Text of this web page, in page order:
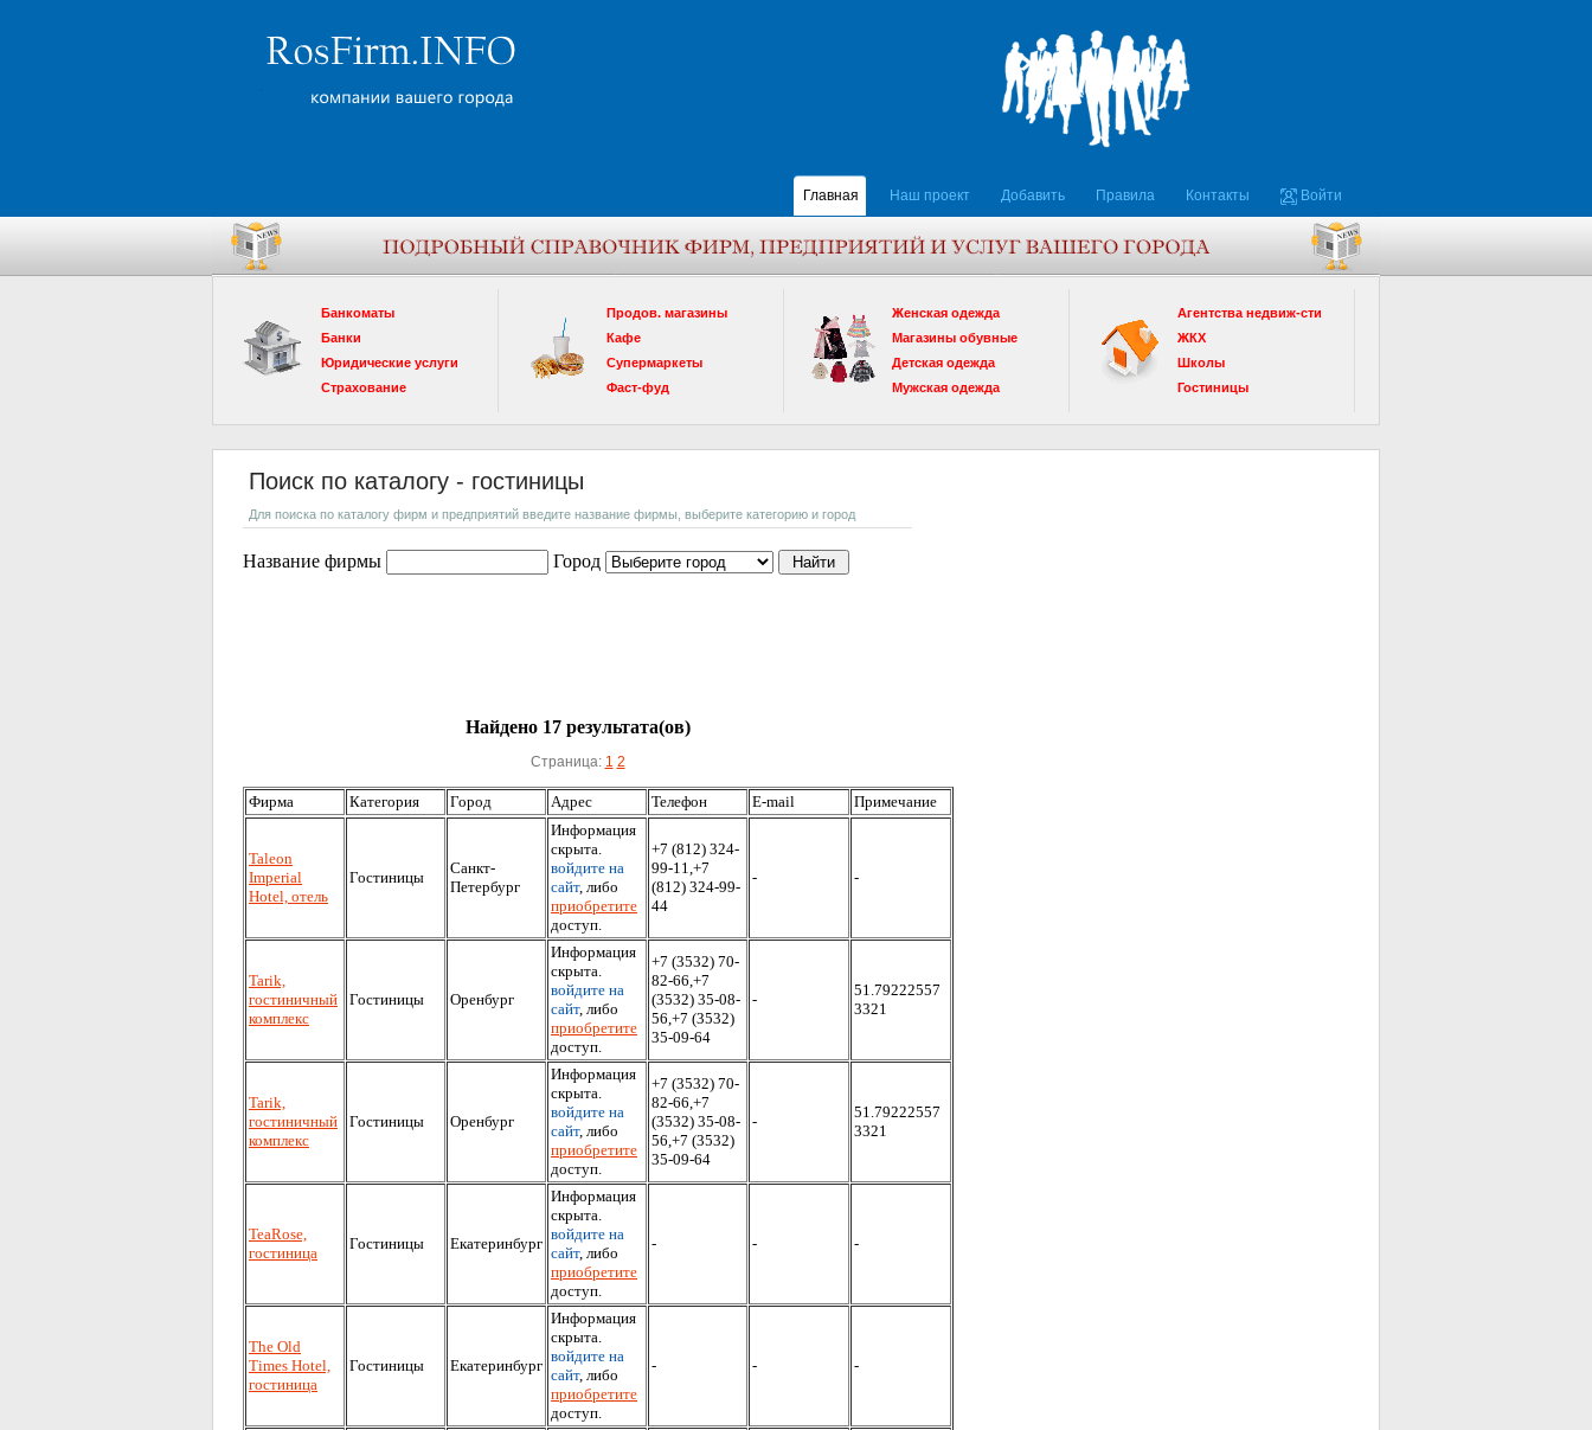
Главная Наш проект Добавить Правила Контакты Войти
Банкоматы
Банки
Юридические услуги
Страхование
Продов. магазины
Кафе
Супермаркеты
Фаст-фуд
Женская одежда
Магазины обувные
Детская одежда
Мужская одежда
Агентства недвиж-сти
ЖКХ
Школы
Гостиницы
Поиск по каталогу - гостиницы
Для поиска по каталогу фирм и предприятий введите название фирмы, выберите категорию и город
Название фирмы Город
Найдено 17 результата(ов)
Страница: 1 2
Фирма Категория Город Адрес Телефон E-mail Примечание
Taleon
Imperial
Hotel, отель
Гостиницы
Санкт-
Петербург
Информация
скрыта.
войдите на
сайт, либо
приобретите
доступ.
+7 (812) 324-
99-11,+7
(812) 324-99-
44
- -
Tarik,
гостиничный
комплекс
Гостиницы Оренбург
Информация
скрыта.
войдите на
сайт, либо
приобретите
доступ.
+7 (3532) 70-
82-66,+7
(3532) 35-08-
56,+7 (3532)
35-09-64
-
51.79222557
3321
Tarik,
гостиничный
комплекс
Гостиницы Оренбург
Информация
скрыта.
войдите на
сайт, либо
приобретите
доступ.
+7 (3532) 70-
82-66,+7
(3532) 35-08-
56,+7 (3532)
35-09-64
-
51.79222557
3321
TeaRose,
гостиница
Гостиницы Екатеринбург
Информация
скрыта.
войдите на
сайт, либо
приобретите
доступ.
- - -
The Old
Times Hotel,
гостиница
Гостиницы Екатеринбург
Информация
скрыта.
войдите на
сайт, либо
приобретите
доступ.
- - -